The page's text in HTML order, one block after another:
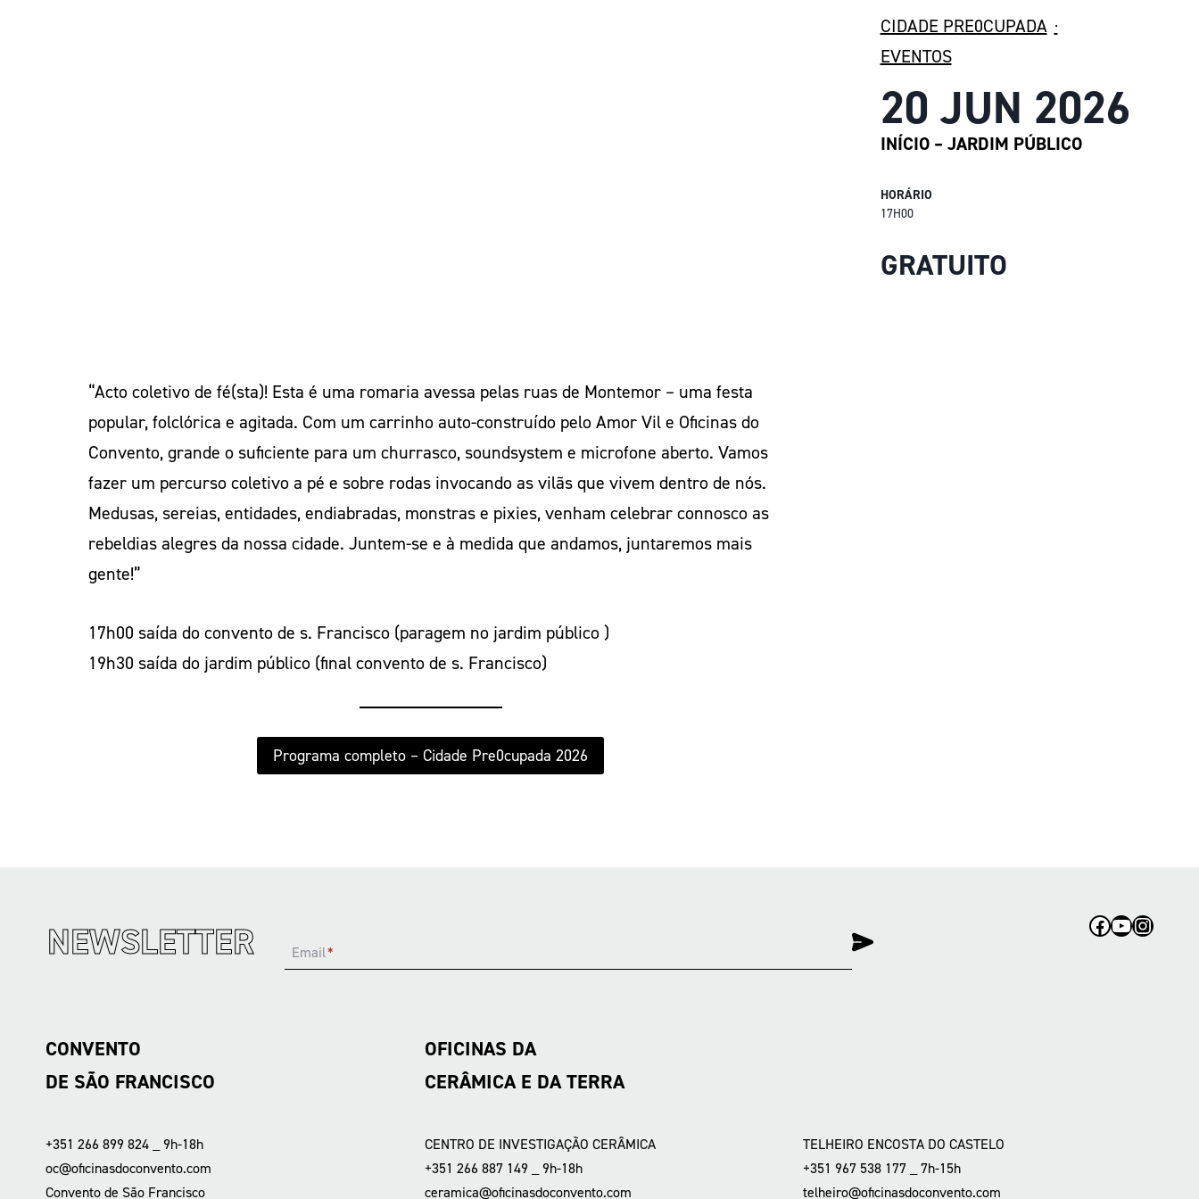
“Acto coletivo de fé(sta)! Esta é uma romaria avessa pelas ruas de Montemor – uma festa
popular, folclórica e agitada. Com um carrinho auto-construído pelo Amor Vil e Oficinas do
Convento, grande o suficiente para um churrasco, soundsystem e microfone aberto. Vamos
fazer um percurso coletivo a pé e sobre rodas invocando as vilãs que vivem dentro de nós.
Medusas, sereias, entidades, endiabradas, monstras e pixies, venham celebrar connosco as
rebeldias alegres da nossa cidade. Juntem-se e à medida que andamos, juntaremos mais
gente!”
17h00 saída do convento de s. Francisco (paragem no jardim público )
19h30 saída do jardim público (final convento de s. Francisco)
Programa completo – Cidade Pre0cupada 2026
CIDADE PRE0CUPADA ·
EVENTOS
20 JUN 2026
INÍCIO – JARDIM PÚBLICO
HORÁRIO
17H00
GRATUITO
NEWSLETTER Email*
Facebook
YouTube
CONVENTO
DE SÃO FRANCISCO
+351 266 899 824 _ 9h-18h
oc@oficinasdoconvento.com
Convento de São Francisco
OFICINAS DA
CERÂMICA E DA TERRA
CENTRO DE INVESTIGAÇÃO CERÂMICA
+351 266 887 149 _ 9h-18h
ceramica@oficinasdoconvento.com
TELHEIRO ENCOSTA DO CASTELO
+351 967 538 177 _ 7h-15h
telheiro@oficinasdoconvento.com